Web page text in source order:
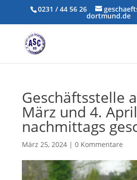
0231 / 44 56 26
dortmund.de
Geschäftsstelle
März und 4. April
nachmittags
März 25, 2024| 0 Kommentare